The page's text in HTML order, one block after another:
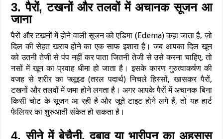
3. पैरों, टखनों और तलवों में अचानक सूजन आ
जाना
पैरों और टखनों में होने वाली सूजन को एडिमा (Edema) कहा जाता है, जो
दिल की सेहत खराब होने का एक साफ इशारा है। जब आपका दिल खून
को उतनी तेजी से पंप नहीं कर पाता जितनी तेजी से उसे करना चाहिए, तो
नसों में खून का प्रवाह धीमा हो जाता है। इसके कारण गुरुत्वाकर्षण की
वजह से शरीर का फ्लूइड (तरल पदार्थ) निचले हिस्सों, खासकर पैरों,
टखनों और तलवों में जमा होने लगता है। अगर आपके पैरों में अचानक बिना
किसी चोट के सूजन आ रही है और जूते टाइट होने लगे हैं, तो यह हार्ट
फेलियर का शुरुआती संकेत हो सकता है।
4. सीने में बेचैनी, दबाव या भारीपन का अहसास